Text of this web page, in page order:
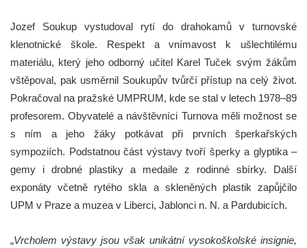
Jozef Soukup vystudoval rytí do drahokamů v turnovské
klenotnické škole. Respekt a vnímavost k ušlechtilému
materiálu, který jeho odborný učitel Karel Tuček svým žákům
vštěpoval, pak usměrnil Soukupův tvůrčí přístup na celý život.
Pokračoval na pražské UMPRUM, kde se stal v letech 1978–89
profesorem. Obyvatelé a návštěvníci Turnova měli možnost se
s ním a jeho žáky potkávat při prvních šperkařských
sympoziích. Podstatnou část výstavy tvoří šperky a glyptika –
gemy i drobné plastiky a medaile z rodinné sbírky. Další
exponáty včetně rytého skla a skleněných plastik zapůjčilo
UPM v Praze a muzea v Liberci, Jablonci n. N. a Pardubicích.
„Vrcholem výstavy jsou však unikátní vysokoškolské insignie,